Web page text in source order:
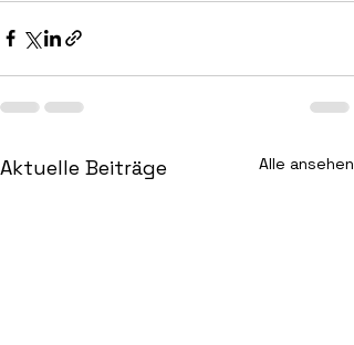
Aktuelle Beiträge Alle ansehen